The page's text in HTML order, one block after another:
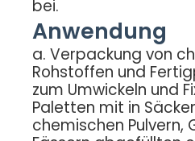
bei.
Anwendung
a. Verpackung von
Rohstoffen und
zum Umwickeln und
Paletten mit in
chemischen Pulvern,